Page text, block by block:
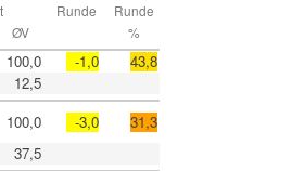
ØV
Runde
Runde
%
100,0 -1,0
43,8
12,5
100,0 -3,0
31,3
37,5